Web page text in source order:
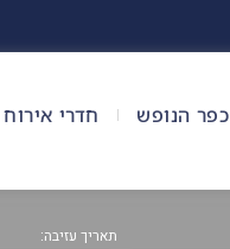
כפר הנופש חדרי אירוח
תאריך עזיבה: